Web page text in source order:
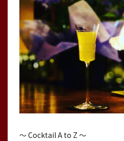
〜 Cocktail A to Z 〜